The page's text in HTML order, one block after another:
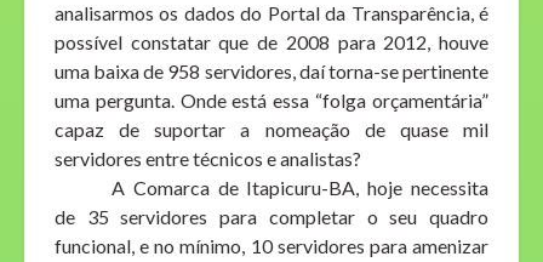
analisarmos os dados do Portal da Transparência, é
possível constatar que de 2008 para 2012, houve
uma baixa de 958 servidores, daí torna-se pertinente
uma pergunta. Onde está essa “folga orçamentária”
capaz de suportar a nomeação de quase mil
servidores entre técnicos e analistas?
A Comarca de Itapicuru-BA, hoje necessita
de 35 servidores para completar o seu quadro
funcional, e no mínimo, 10 servidores para amenizar